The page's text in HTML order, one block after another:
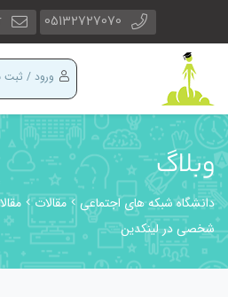
05132727070
ورود / ثبت
وبلاگ
دانشگاه شبکه های اجتماعی مقالات
شخصی در لینکدین